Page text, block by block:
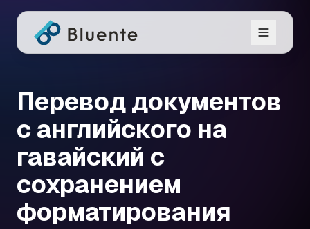
Перевод документов
с английского на
гавайский с
сохранением
форматирования